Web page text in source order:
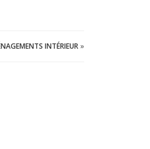
INTÉRIEUR »